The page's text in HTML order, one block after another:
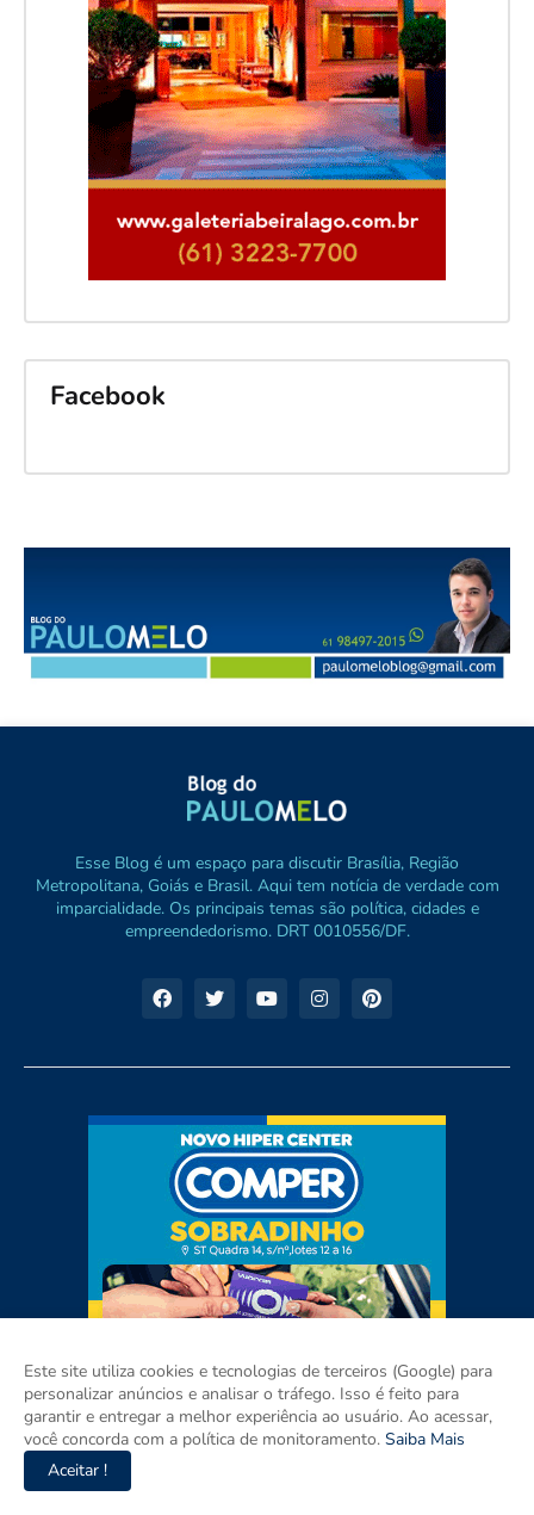
Facebook
Esse Blog é um espaço para discutir Brasília, Região
Metropolitana, Goiás e Brasil. Aqui tem notícia de verdade com
imparcialidade. Os principais temas são política, cidades e
empreendedorismo. DRT 0010556/DF.
Este site utiliza cookies e tecnologias de terceiros (Google) para
personalizar anúncios e analisar o tráfego. Isso é feito para
garantir e entregar a melhor experiência ao usuário. Ao acessar,
você concorda com a política de monitoramento. Saiba Mais
Aceitar !